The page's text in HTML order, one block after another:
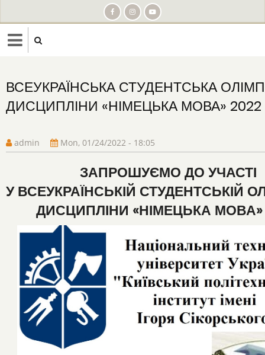
to
main
content
ВСЕУКРАЇНСЬКА СТУДЕНТСЬКА
ДИСЦИПЛІНИ «НІМЕЦЬКА МОВА» 2022
admin Mon, 01/24/2022 - 18:05
ЗАПРОШУЄМО ДО УЧАСТІ
У ВСЕУКРАЇНСЬКІЙ СТУДЕНТСЬКІЙ
ДИСЦИПЛІНИ «НІМЕЦЬКА МОВА»